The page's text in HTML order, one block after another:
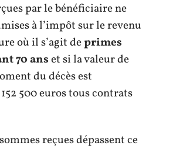
par le bénéficiaire ne
à l’impôt sur le revenu
où il s’agit deprimes
70 anset si la valeur de
du décès est
500 euros tous contrats
reçues dépassent ce